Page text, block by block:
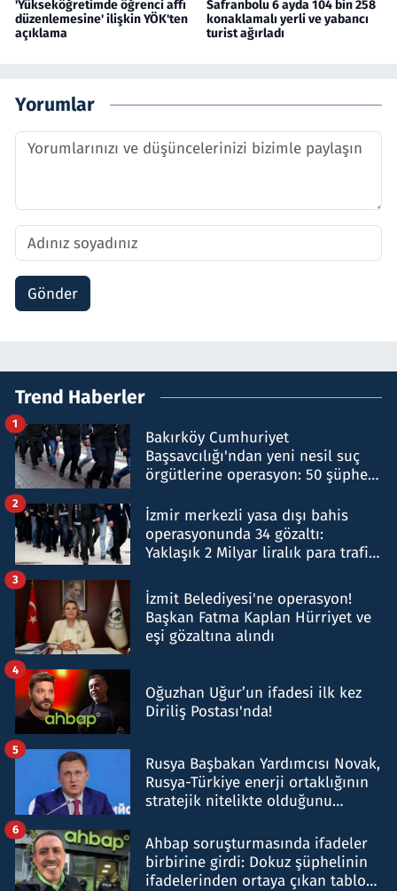
'Yükseköğretimde öğrenci affı
düzenlemesine' ilişkin YÖK'ten
açıklama
Safranbolu 6 ayda 104 bin 258
konaklamalı yerli ve yabancı
turist ağırladı
Yorumlar
Gönder
Trend Haberler
Bakırköy Cumhuriyet
Başsavcılığı'ndan yeni nesil suç
örgütlerine operasyon: 50 şüpheli
1
İzmir merkezli yasa dışı bahis
operasyonunda 34 gözaltı:
Yaklaşık 2 Milyar liralık para trafiği
2
İzmit Belediyesi'ne operasyon!
Başkan Fatma Kaplan Hürriyet ve
eşi gözaltına alındı
3
Oğuzhan Uğur’un ifadesi ilk kez
Diriliş Postası'nda!
4
Rusya Başbakan Yardımcısı Novak,
Rusya-Türkiye enerji ortaklığının
stratejik nitelikte olduğunu
5
Ahbap soruşturmasında ifadeler
birbirine girdi: Dokuz şüphelinin
ifadelerinden ortaya çıkan tablo
6